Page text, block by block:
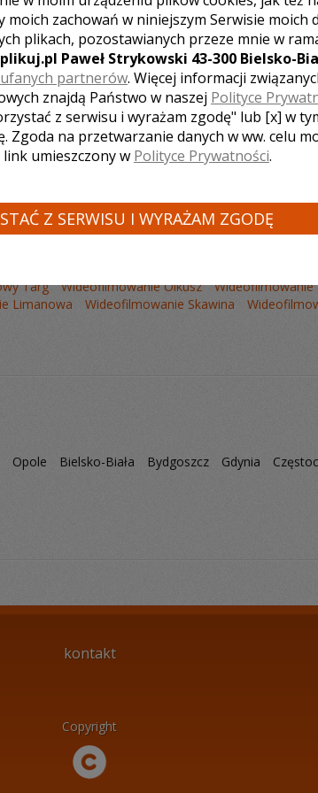
Liczba pozycji:1
Z INNYCH MIAST:
Targ Wideofilmowanie Olkusz Wideofilmowanie
Limanowa Wideofilmowanie Skawina
Opole Bielsko-Biała Bydgoszcz Gdynia
kontakt
Copyright
moich zachowań w niniejszym Serwisie moich
plikach, pozostawianych przeze mnie w
Paweł Strykowski 43-300 Bielsko-
partnerów. Więcej informacji
znajdą Państwo w naszej Polityce
z serwisu i wyrażam zgodę" lub [x] w
Zgoda na przetwarzanie danych w ww. celu
umieszczony w Polityce Prywatności.
Z SERWISU I WYRAŻAM ZGODĘ